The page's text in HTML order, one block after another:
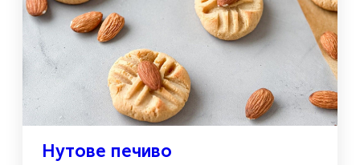
Нутове печиво